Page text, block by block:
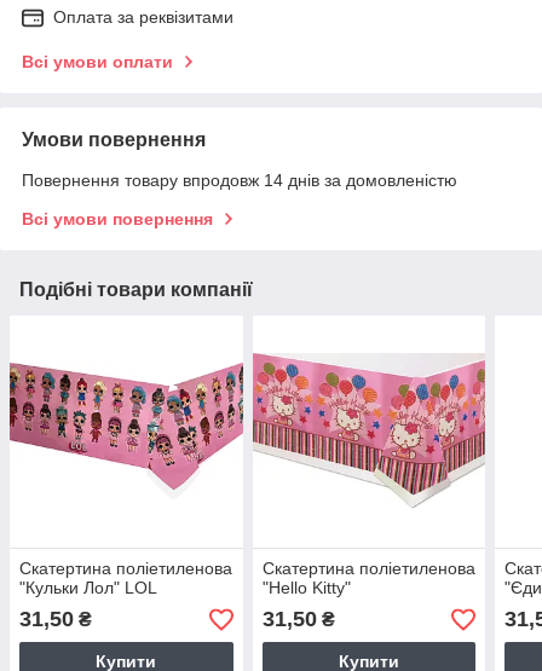
Оплата за реквізитами
Всі умови оплати
Умови повернення
Повернення товару впродовж 14 днів за домовленістю
Всі умови повернення
Подібні товари компанії
Скатертина поліетиленова
"Кульки Лол" LOL
31,50 ₴
Купити
Скатертина поліетиленова
"Hello Kitty"
31,50₴
Купити